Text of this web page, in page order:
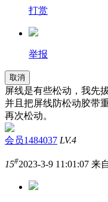
打赏
举报
取消
屏线是有些松动，我先
并且把屏线防松动胶带
再次松动。
会员1484037 LV.4
15#2023-3-9 11:01:07 来